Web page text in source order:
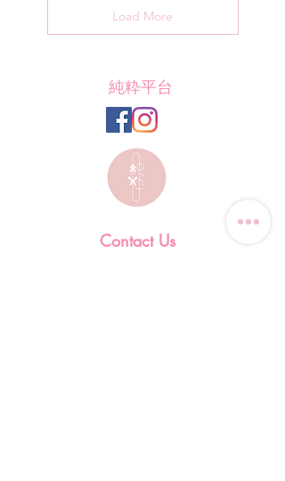
Load More
純粋平台
Contact Us